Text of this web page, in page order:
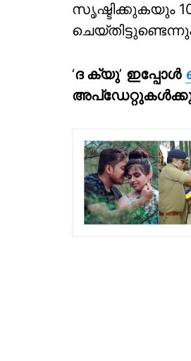
സൃഷ്ടിക്കുകയും
‘ദ ക്യു’ ഇപ്പോള്‍